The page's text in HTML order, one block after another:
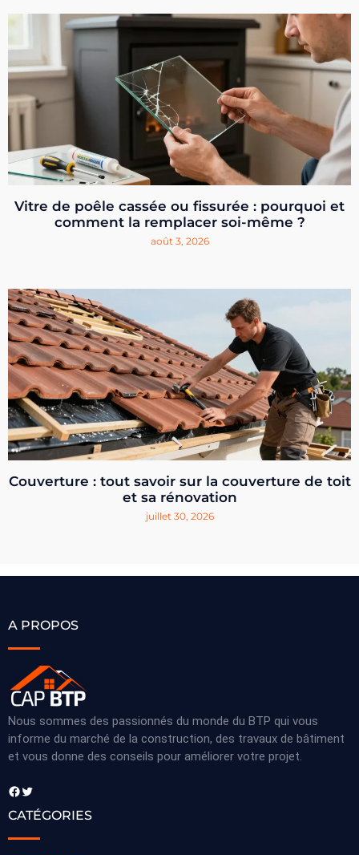
Vitre de poêle cassée ou fissurée : pourquoi et
comment la remplacer soi-même ?
août 3, 2026
Couverture : tout savoir sur la couverture de toit
et sa rénovation
juillet 30, 2026
A PROPOS
Nous sommes des passionnés du monde du BTP qui vous
informe du marché de la construction, des travaux de bâtiment
et vous donne des conseils pour améliorer votre projet.
Facebook Twitter
CATÉGORIES